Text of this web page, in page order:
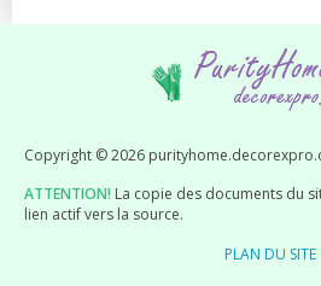
Copyright © 2026
ATTENTION! La copie des documents du
lien actif vers la source.
PLAN DU SITE